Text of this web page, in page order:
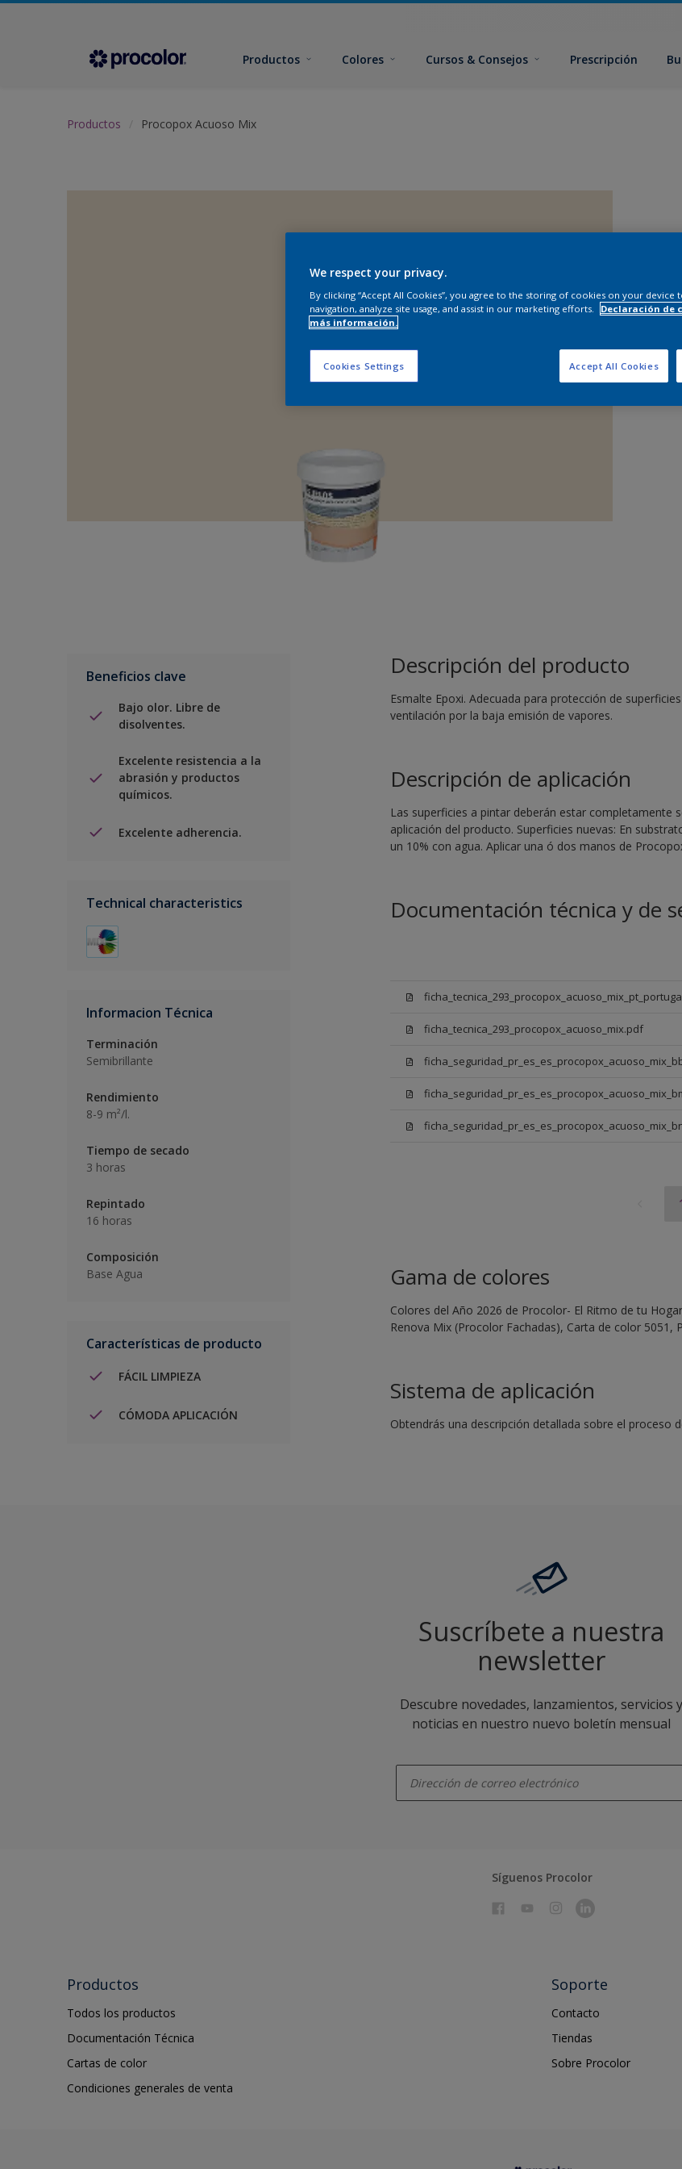
Productos Colores Cursos & Consejos Prescripción
Productos Procopox Acuoso Mix
Beneficios clave
Bajo olor. Libre de
disolventes.
Excelente resistencia a la
abrasión y productos
químicos.
Excelente adherencia.
Technical characteristics
Informacion Técnica
Terminación
Semibrillante
Rendimiento
8-9 m²/l.
Tiempo de secado
3 horas
Repintado
16 horas
Composición
Base Agua
Características de producto
FÁCIL LIMPIEZA
CÓMODA APLICACIÓN
Descripción del producto
Esmalte Epoxi. Adecuada para protección de
ventilación por la baja emisión de vapores.
Descripción de aplicación
Las superficies a pintar deberán estar completamente
aplicación del producto. Superficies nuevas: En
un 10% con agua. Aplicar una ó dos manos de
Documentación técnica y de
ficha_tecnica_293_procopox_acuoso_mix.pdf
Gama de colores
Colores del Año 2026 de Procolor- El Ritmo de tu
Renova Mix (Procolor Fachadas), Carta de color 5051,
Sistema de aplicación
Obtendrás una descripción detallada sobre el proceso
Suscríbete a nuestra
newsletter
Descubre novedades, lanzamientos, servicios y
noticias en nuestro nuevo boletín mensual
Síguenos Procolor
Productos
Todos los productos
Documentación Técnica
Cartas de color
Condiciones generales de venta
Soporte
Contacto
Tiendas
Sobre Procolor
We respect your privacy.
By clicking “Accept All Cookies”, you agree to the storing of cookies on your device
navigation, analyze site usage, and assist in our marketing efforts.
Declaración de
más información.
Cookies Settings Accept All Cookies